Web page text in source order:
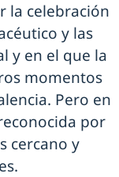
la celebración
y las
y en el que la
momentos
Pero en
por
cercano y